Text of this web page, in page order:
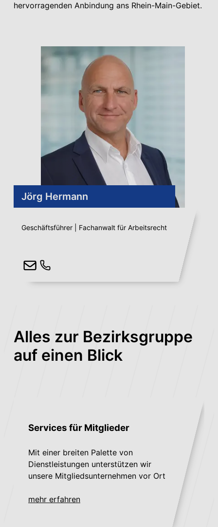
hervorragenden Anbindung ans Rhein-Main-Gebiet.
Jörg Hermann
Geschäftsführer | Fachanwalt für Arbeitsrecht
Alles zur Bezirksgruppe
auf einen Blick
Services für Mitglieder
Mit einer breiten Palette von
Dienstleistungen unterstützen wir
unsere Mitgliedsunternehmen vor Ort
mehr erfahren